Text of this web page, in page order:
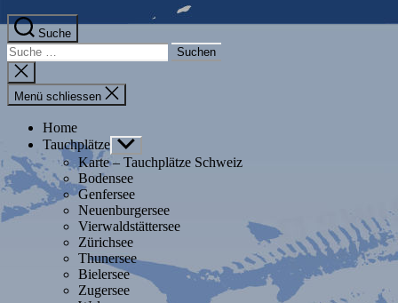
Suche
Suche
nach:
Suche
schliessen
Menü schliessen
Home
Tauchplätze Untermenü
anzeigen
Karte – Tauchplätze Schweiz
Bodensee
Genfersee
Neuenburgersee
Vierwaldstättersee
Zürichsee
Thunersee
Bielersee
Zugersee